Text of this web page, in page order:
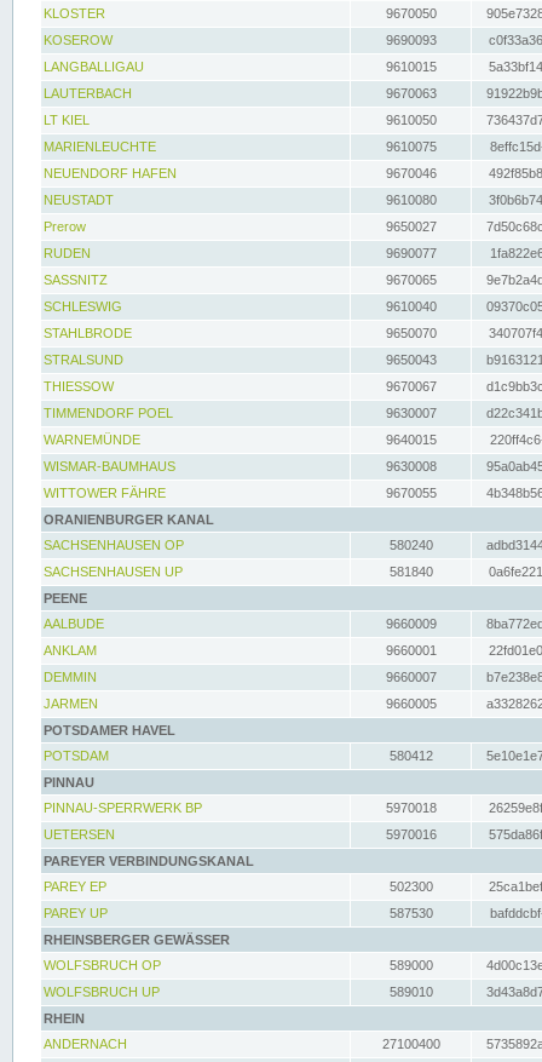
KLOSTER
9670050
KOSEROW
9690093
LANGBALLIGAU
9610015
LAUTERBACH
9670063
LT KIEL
9610050
MARIENLEUCHTE
9610075
NEUENDORF HAFEN
9670046
NEUSTADT
9610080
Prerow
9650027
RUDEN
9690077
SASSNITZ
9670065
SCHLESWIG
9610040
STAHLBRODE
9650070
STRALSUND
9650043
THIESSOW
9670067
TIMMENDORF POEL
9630007
WARNEMÜNDE
9640015
WISMAR-BAUMHAUS
9630008
WITTOWER FÄHRE
9670055
ORANIENBURGER KANAL
SACHSENHAUSEN OP
580240
SACHSENHAUSEN UP
581840
PEENE
AALBUDE
9660009
ANKLAM
9660001
DEMMIN
9660007
JARMEN
9660005
POTSDAMER HAVEL
POTSDAM
580412
PINNAU
PINNAU-SPERRWERK BP
5970018
UETERSEN
5970016
PAREYER VERBINDUNGSKANAL
PAREY EP
502300
PAREY UP
587530
RHEINSBERGER GEWÄSSER
WOLFSBRUCH OP
589000
WOLFSBRUCH UP
589010
RHEIN
ANDERNACH
27100400